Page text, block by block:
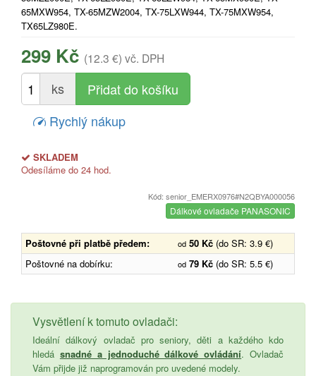
65MXW954, TX-65MZW2004, TX-75LXW944, TX-75MXW954,
TX65LZ980E.
299 Kč (12.3 €) vč. DPH
ks
Rychlý nákup
SKLADEM
Odesíláme do 24 hod.
Kód: senior_EMERX0976#N2QBYA000056
Dálkové ovladače PANASONIC
Poštovné při platbě předem: od 50 Kč (do SR: 3.9 €)
Poštovné na dobírku:
od 79 Kč (do SR: 5.5 €)
Vysvětlení k tomuto ovladači:
Ideální dálkový ovladač pro seniory, děti a každého kdo
hledá snadné a jednoduché dálkové ovládání. Ovladač
Vám přijde již naprogramován pro uvedené modely.